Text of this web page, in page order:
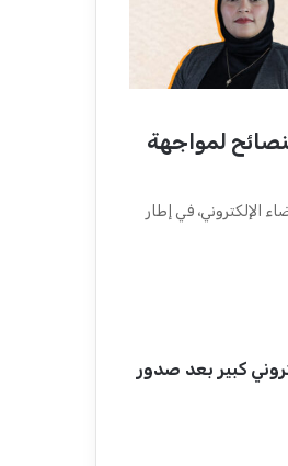
لمواجهة
الإلكتروني، في إطار
كبير بعد صدور